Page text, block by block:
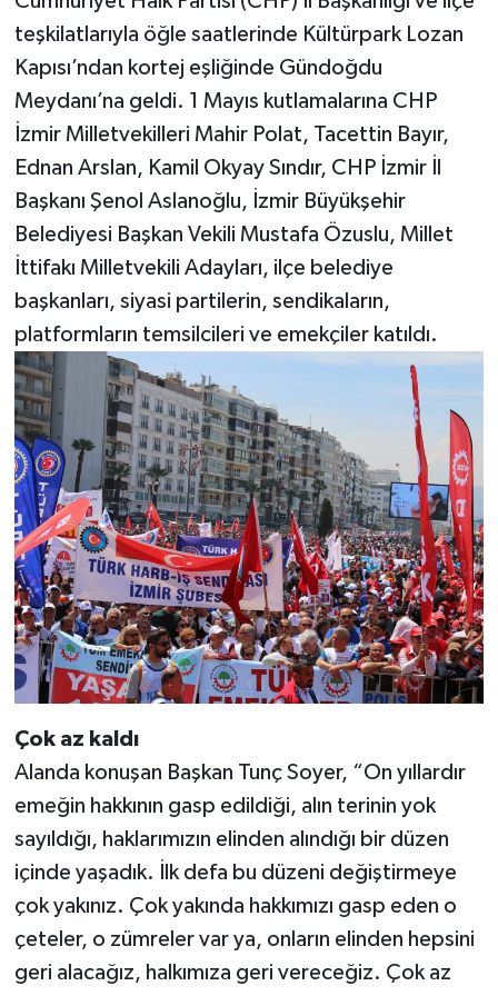
teşkilatlarıyla öğle saatlerinde Kültürpark Lozan
Kapısı’ndan kortej eşliğinde Gündoğdu
Meydanı’na geldi. 1 Mayıs kutlamalarına CHP
İzmir Milletvekilleri Mahir Polat, Tacettin Bayır,
Ednan Arslan, Kamil Okyay Sındır, CHP İzmir İl
Başkanı Şenol Aslanoğlu, İzmir Büyükşehir
Belediyesi Başkan Vekili Mustafa Özuslu, Millet
İttifakı Milletvekili Adayları, ilçe belediye
başkanları, siyasi partilerin, sendikaların,
platformların temsilcileri ve emekçiler katıldı.
Çok az kaldı
Alanda konuşan Başkan Tunç Soyer, “On yıllardır
emeğin hakkının gasp edildiği, alın terinin yok
sayıldığı, haklarımızın elinden alındığı bir düzen
içinde yaşadık. İlk defa bu düzeni değiştirmeye
çok yakınız. Çok yakında hakkımızı gasp eden o
çeteler, o zümreler var ya, onların elinden hepsini
geri alacağız, halkımıza geri vereceğiz. Çok az